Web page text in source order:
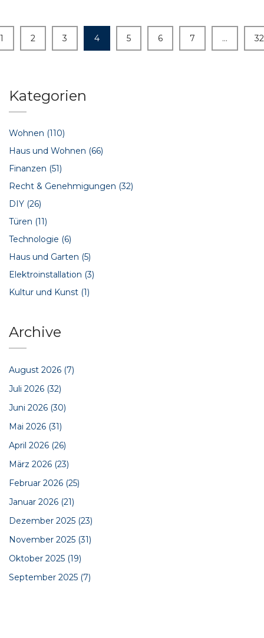
1 2 3 4 5 6 7 … 32
Kategorien
Wohnen (110)
Haus und Wohnen (66)
Finanzen (51)
Recht & Genehmigungen (32)
DIY (26)
Türen (11)
Technologie (6)
Haus und Garten (5)
Elektroinstallation (3)
Kultur und Kunst (1)
Archive
August 2026 (7)
Juli 2026 (32)
Juni 2026 (30)
Mai 2026 (31)
April 2026 (26)
März 2026 (23)
Februar 2026 (25)
Januar 2026 (21)
Dezember 2025 (23)
November 2025 (31)
Oktober 2025 (19)
September 2025 (7)